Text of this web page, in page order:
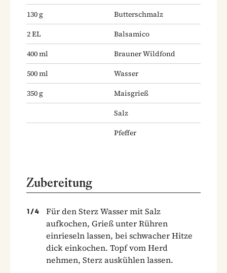
130g
Butterschmalz
2EL
Balsamico
400ml
Brauner Wildfond
500ml
Wasser
350g
Maisgrieß
Salz
Pfeffer
Zubereitung
1 /4
Für den Sterz Wasser mit Salz
aufkochen, Grieß unter Rühren
einrieseln lassen, bei schwacher Hitze
dick einkochen. Topf vom Herd
nehmen, Sterz auskühlen lassen.